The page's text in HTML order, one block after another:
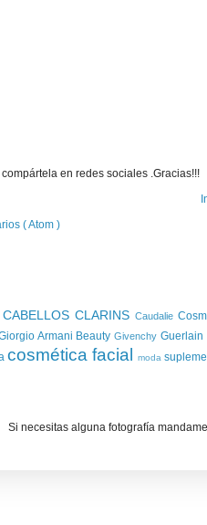
en redes sociales .Gracias!!!
( Atom )
CABELLOSCLARINS Caudalie
Armani BeautyGivenchyGuerlain
cosmética facial moda
Si necesitas alguna fotografía